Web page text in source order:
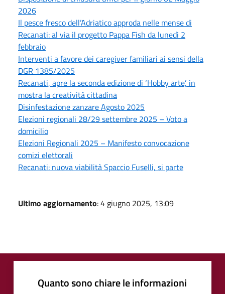
2026
Il pesce fresco dell’Adriatico approda nelle mense di
Recanati: al via il progetto Pappa Fish da lunedì 2
febbraio
Interventi a favore dei caregiver familiari ai sensi della
DGR 1385/2025
Recanati, apre la seconda edizione di ‘Hobby arte’, in
mostra la creatività cittadina
Disinfestazione zanzare Agosto 2025
Elezioni regionali 28/29 settembre 2025 – Voto a
domicilio
Elezioni Regionali 2025 – Manifesto convocazione
comizi elettorali
Recanati: nuova viabilità Spaccio Fuselli, si parte
Ultimo aggiornamento: 4 giugno 2025, 13:09
Quanto sono chiare le informazioni